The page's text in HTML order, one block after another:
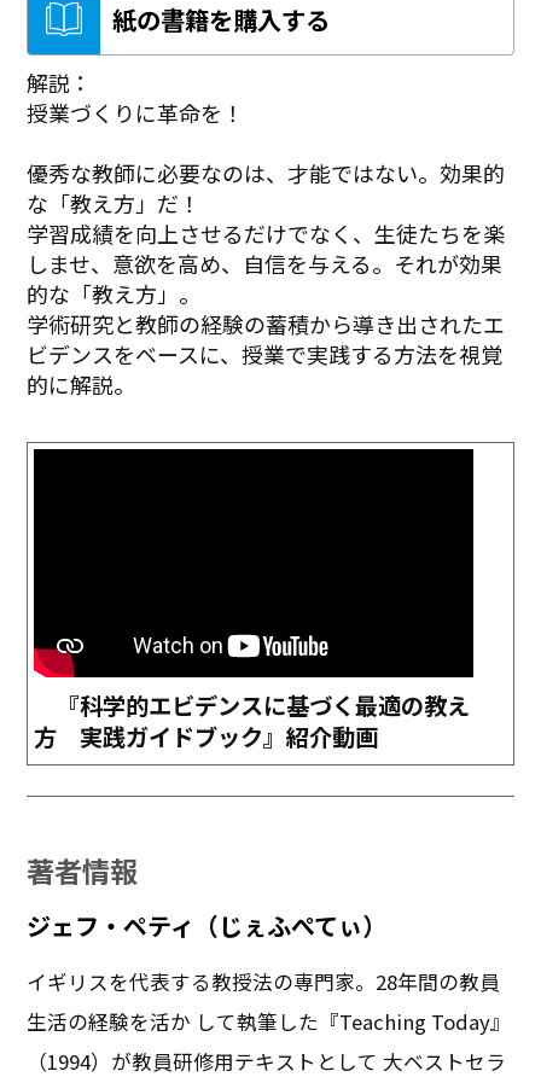
紙の書籍を購入する
解説：
授業づくりに革命を！
優秀な教師に必要なのは、才能ではない。効果的
な「教え方」だ！
学習成績を向上させるだけでなく、生徒たちを楽
しませ、意欲を高め、自信を与える。それが効果
的な「教え方」。
学術研究と教師の経験の蓄積から導き出されたエ
ビデンスをベースに、授業で実践する方法を視覚
的に解説。
『科学的エビデンスに基づく最適の教え
方 実践ガイドブック』紹介動画
著者情報
ジェフ・ペティ（じぇふぺてぃ）
イギリスを代表する教授法の専門家。28年間の教員
生活の経験を活か して執筆した『Teaching Today』
（1994）が教員研修用テキストとして 大ベストセラ